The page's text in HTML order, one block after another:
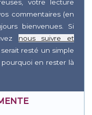
votre lecture
commentaires (en
bienvenues. Si
nous suivre et
resté un simple
en rester là